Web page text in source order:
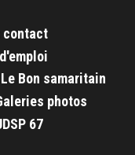
contact
Le Bon samaritain
photos
67